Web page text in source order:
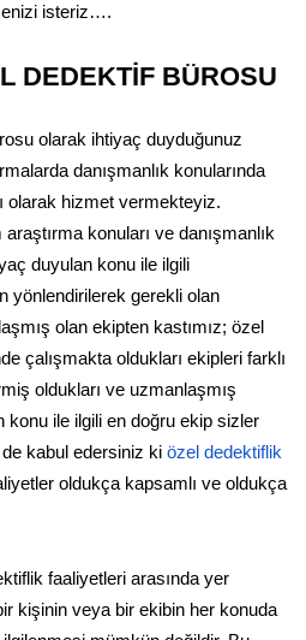
isteriz….
DEDEKTİF BÜROSU
olarak ihtiyaç duyduğunuz
danışmanlık konularında
olarak hizmet vermekteyiz.
konuları ve danışmanlık
duyulan konu ile ilgili
yönlendirilerek gerekli olan
olan ekipten kastımız; özel
çalışmakta oldukları ekipleri farklı
oldukları ve uzmanlaşmış
konu ile ilgili en doğru ekip sizler
kabul edersiniz ki özel dedektiflik
oldukça kapsamlı ve oldukça
faaliyetleri arasında yer
kişinin veya bir ekibin her konuda